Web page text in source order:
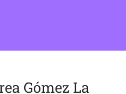
Gómez La